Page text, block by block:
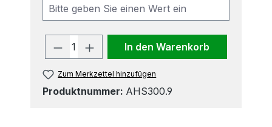
Produkt Anzahl: Gib den
In den Warenkorb
Zum Merkzettel hinzufügen
Produktnummer: AHS300.9